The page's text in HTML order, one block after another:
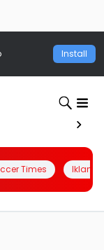
Install
Times Iklanin